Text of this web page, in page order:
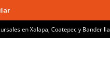
en Xalapa, Coatepec y Banderilla